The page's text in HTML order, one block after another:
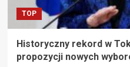
TOP
Historyczny rekord w
propozycji nowych